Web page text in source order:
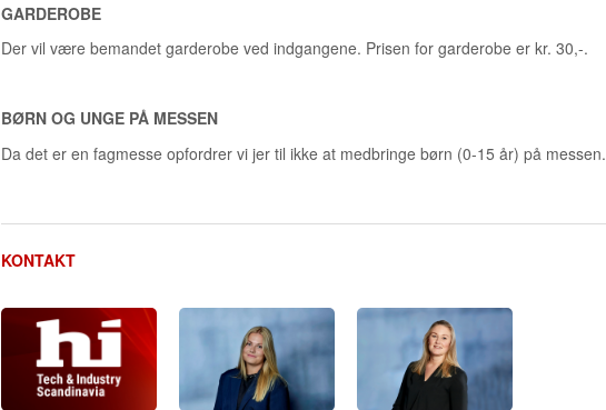
GARDEROBE
Der vil være bemandet garderobe ved indgangene. Prisen for garderobe er kr. 30,-.
BØRN OG UNGE PÅ MESSEN
Da det er en fagmesse opfordrer vi jer til ikke at medbringe børn (0-15 år) på messen.
KONTAKT